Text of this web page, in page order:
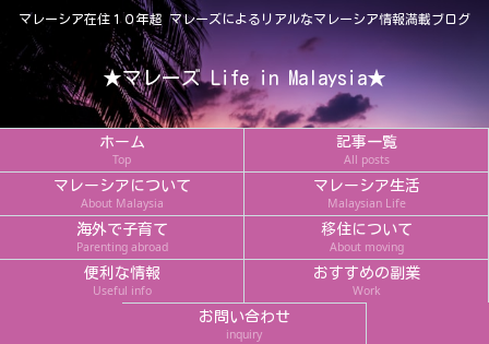
マレーシア在住１０年超 マレーズによるリアルなマレーシア情報満載ブログ
★マレーズ Life in Malaysia★
ホーム
Top
記事一覧
All posts
マレーシアについて
About Malaysia
マレーシア生活
Malaysian Life
海外で子育て
Parenting abroad
移住について
About moving
便利な情報
Useful info
おすすめの副業
Work
お問い合わせ
inquiry